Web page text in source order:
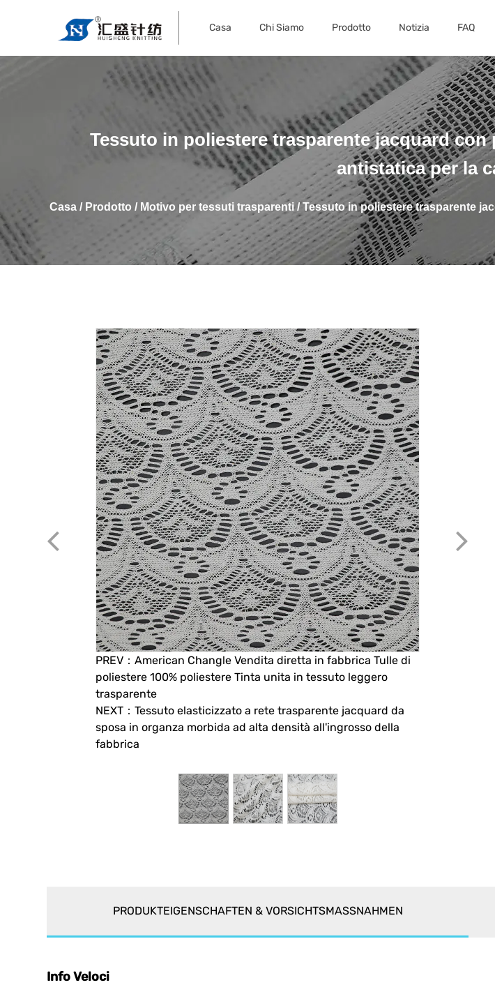
Casa Chi Siamo Prodotto Notizia FAQ
Tessuto in poliestere trasparente jacquard
antistatica per la
Casa/ Prodotto / Motivo per tessuti trasparenti/Tessuto in poliestere trasparente
PREV：American Changle Vendita diretta in fabbrica Tulle di
poliestere 100% poliestere Tinta unita in tessuto leggero
trasparente
NEXT：Tessuto elasticizzato a rete trasparente jacquard da
sposa in organza morbida ad alta densità all'ingrosso della
fabbrica
PRODUKTEIGENSCHAFTEN & VORSICHTSMASSNAHMEN
Info Veloci